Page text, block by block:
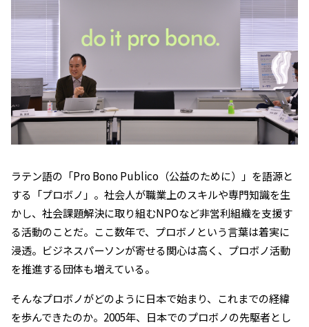
ラテン語の「Pro Bono Publico（公益のために）」を語源と
する「プロボノ」。社会人が職業上のスキルや専門知識を生
かし、社会課題解決に取り組むNPOなど非営利組織を支援す
る活動のことだ。ここ数年で、プロボノという⾔葉は着実に
浸透。ビジネスパーソンが寄せる関心は高く、プロボノ活動
を推進する団体も増えている。
そんなプロボノがどのように日本で始まり、これまでの経緯
を歩んできたのか。2005年、日本でのプロボノの先駆者とし